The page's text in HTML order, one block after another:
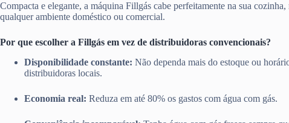
Compacta e elegante, a máquina Fillgás cabe perfeitamente na sua
qualquer ambiente doméstico ou comercial.
Por que escolher a Fillgás em vez de distribuidoras convencionais?
Disponibilidade constante: Não dependa mais do estoque ou
distribuidoras locais.
Economia real: Reduza em até 80% os gastos com água com gás.